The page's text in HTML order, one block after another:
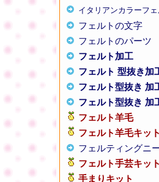
イタリアンカラーフェ
フェルトの文字
フェルトのパーツ
フェルト加工
フェルト 型抜き加
フェルト型抜き 加
フェルト型抜き 加
フェルト羊毛
フェルト羊毛キット
フェルティングニ
フェルト手芸キット
手まりキット